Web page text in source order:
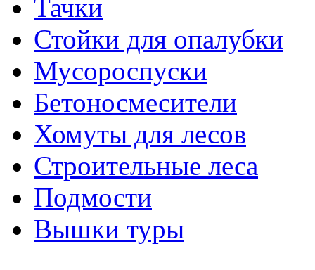
Тачки
Стойки для опалубки
Мусороспуски
Бетоносмесители
Хомуты для лесов
Строительные леса
Подмости
Вышки туры